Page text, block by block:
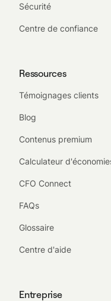
Sécurité
Centre de confiance
Ressources
Témoignages clients
Blog
Contenus premium
Calculateur
CFO Connect
FAQs
Glossaire
Centre d'aide
Entreprise